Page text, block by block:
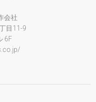
会社
目11-9
6F